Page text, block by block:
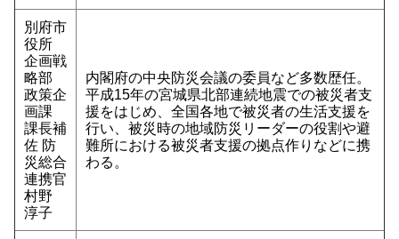
別府市
役所
企画戦
略部
政策企
画課
課長補
佐 防
災総合
連携官
村野
淳子
内閣府の中央防災会議の委員など多数歴任。
平成15年の宮城県北部連続地震での被災者支
援をはじめ、全国各地で被災者の生活支援を
行い、被災時の地域防災リーダーの役割や避
難所における被災者支援の拠点作りなどに携
わる。